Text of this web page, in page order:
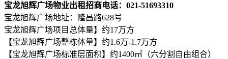
宝龙旭辉广场物业出租招商电话：021-51693310
宝龙旭辉广场地址：隆昌路628号
宝龙旭辉广场项目总体量】约17万方
【宝龙旭辉广场整栋体量】约1.6万-1.7万方
【宝龙旭辉广场标准层面积】约1400㎡（六分割自由组合）